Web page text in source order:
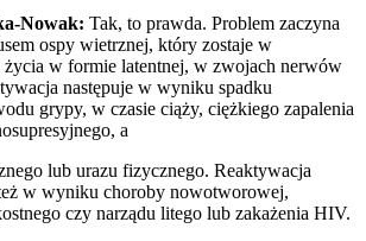
Nowak: Tak, to prawda. Problem zaczyna
ospy wietrznej, który zostaje w
życia w formie latentnej, w zwojach nerwów
następuje w wyniku spadku
grypy, w czasie ciąży, ciężkiego zapalenia
a
lub urazu fizycznego. Reaktywacja
w wyniku choroby nowotworowej,
czy narządu litego lub zakażenia HIV.